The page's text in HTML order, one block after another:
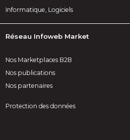
Informatique, Logiciels
Réseau Infoweb Market
Nos Marketplaces B2B
Nos publications
Nos partenaires
Protection des données